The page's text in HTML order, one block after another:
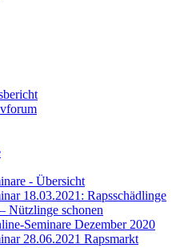
- Übersicht
18.03.2021: Rapsschädlinge
Nützlinge schonen
Seminare Dezember 2020
28.06.2021 Rapsmarkt